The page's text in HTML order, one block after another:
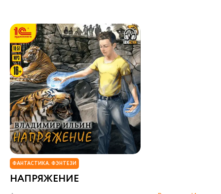
ФАНТАСТИКА. ФЭНТЕЗИ
НАПРЯЖЕНИЕ